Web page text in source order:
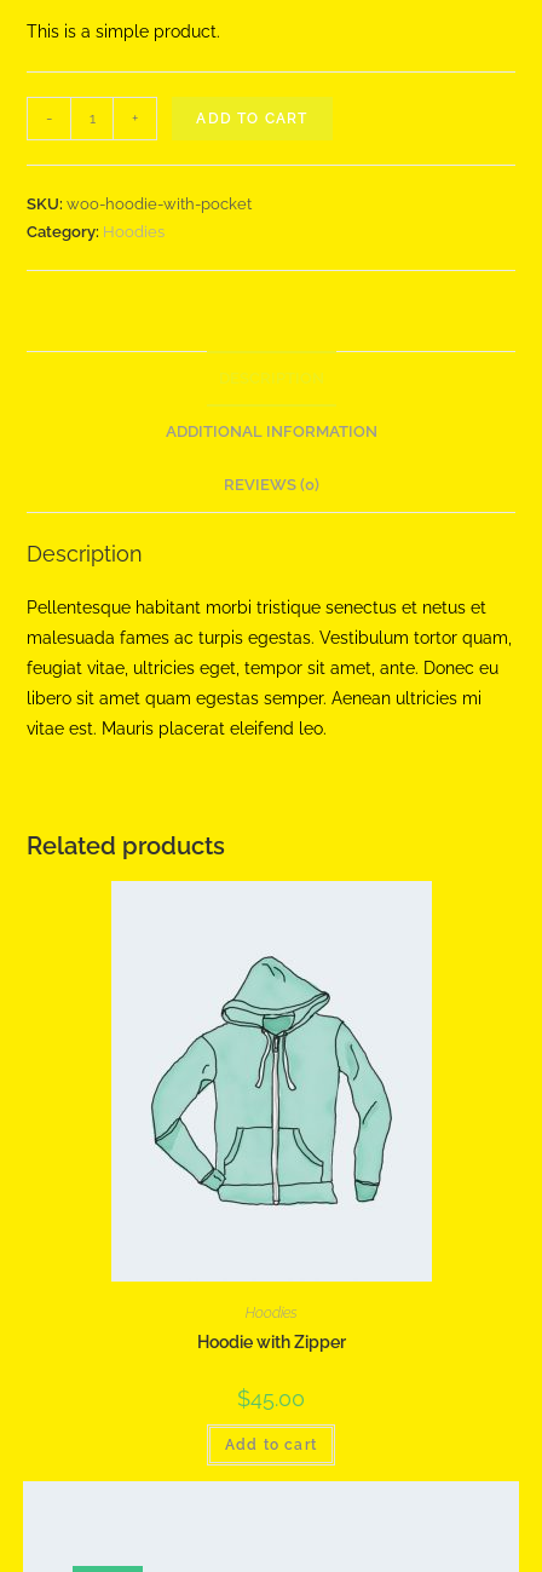
This is a simple product.
with
Pocket
quantity
- + ADD TO CART
SKU:woo-hoodie-with-pocket
Category: Hoodies
DESCRIPTION
ADDITIONAL INFORMATION
REVIEWS (0)
Description
Pellentesque habitant morbi tristique senectus et netus et
malesuada fames ac turpis egestas. Vestibulum tortor quam,
feugiat vitae, ultricies eget, tempor sit amet, ante. Donec eu
libero sit amet quam egestas semper. Aenean ultricies mi
vitae est. Mauris placerat eleifend leo.
Related products
Hoodies
Hoodie with Zipper
$45.00
Add to cart